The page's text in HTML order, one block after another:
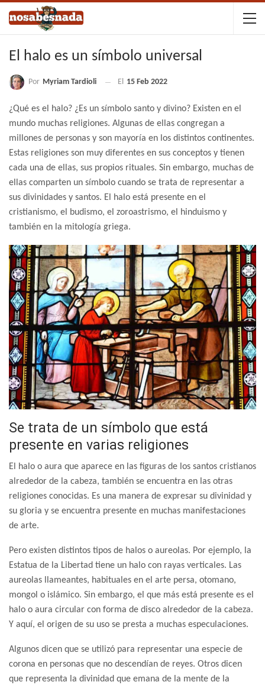
El halo es un símbolo universal
Por Myriam Tardioli El 15 Feb 2022
¿Qué es el halo? ¿Es un símbolo santo y divino? Existen en el
mundo muchas religiones. Algunas de ellas congregan a
millones de personas y son mayoría en los distintos continentes.
Estas religiones son muy diferentes en sus conceptos y tienen
cada una de ellas, sus propios rituales. Sin embargo, muchas de
ellas comparten un símbolo cuando se trata de representar a
sus divinidades y santos. El halo está presente en el
cristianismo, el budismo, el zoroastrismo, el hinduismo y
también en la mitología griega.
Se trata de un símbolo que está
presente en varias religiones
El halo o aura que aparece en las figuras de los santos cristianos
alrededor de la cabeza, también se encuentra en las otras
religiones conocidas. Es una manera de expresar su divinidad y
su gloria y se encuentra presente en muchas manifestaciones
de arte.
Pero existen distintos tipos de halos o aureolas. Por ejemplo, la
Estatua de la Libertad tiene un halo con rayas verticales. Las
aureolas llameantes, habituales en el arte persa, otomano,
mongol o islámico. Sin embargo, el que más está presente es el
halo o aura circular con forma de disco alrededor de la cabeza.
Y aquí, el origen de su uso se presta a muchas especulaciones.
Algunos dicen que se utilizó para representar una especie de
corona en personas que no descendían de reyes. Otros dicen
que representa la divinidad que emana de la mente de la